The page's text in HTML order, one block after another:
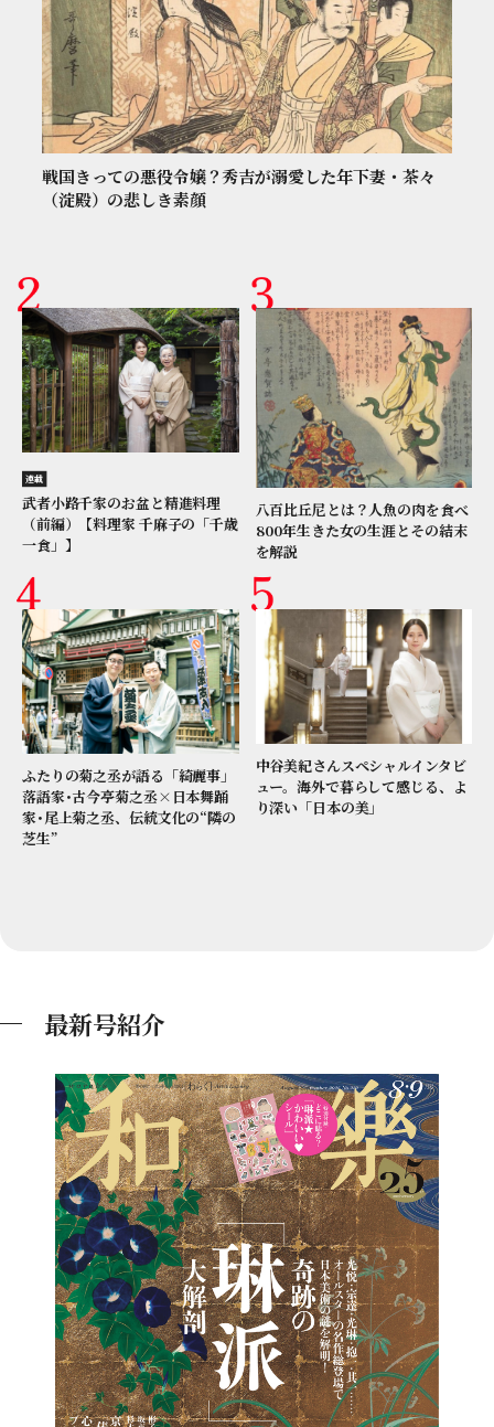
戦国きっての悪役令嬢？秀吉が溺愛した年下妻・茶々
（淀殿）の悲しき素顔
連載
武者小路千家のお盆と精進料理
（前編）【料理家 千麻子の「千歳
一食」】
八百比丘尼とは？人魚の肉を食べ
800年生きた女の生涯とその結末
を解説
ふたりの菊之丞が語る「綺麗事」
落語家･古今亭菊之丞×日本舞踊
家･尾上菊之丞、伝統文化の“隣の
芝生”
中谷美紀さんスペシャルインタビ
ュー。海外で暮らして感じる、よ
り深い「日本の美」
最新号紹介